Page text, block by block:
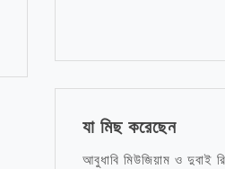
যা মিছ করেছেন
আবুধাবি মিউজিয়াম ও দুবাই